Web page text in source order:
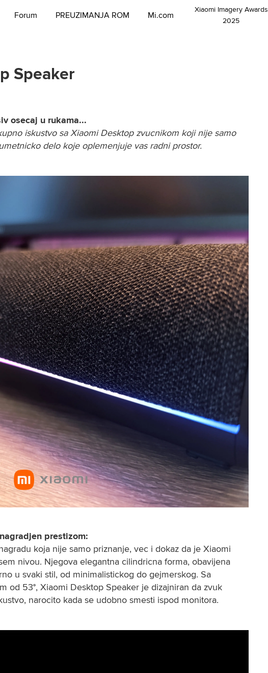
Forum PREUZIMANJA ROM Mi.com
Xiaomi Imagery Awards
2025
Speaker
osecaj u rukama...
iskustvo sa Xiaomi Desktop zvucnikom koji nije samo
delo koje oplemenjuje vas radni prostor.
prestizom:
koja nije samo priznanje, vec i dokaz da je Xiaomi
nivou. Njegova elegantna cilindricna forma, obavijena
u svaki stil, od minimalistickog do gejmerskog. Sa
od 53°, Xiaomi Desktop Speaker je dizajniran da zvuk
narocito kada se udobno smesti ispod monitora.